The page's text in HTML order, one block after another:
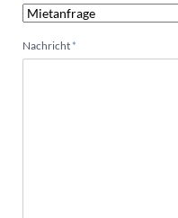
Pflichtfeld
Nachricht *